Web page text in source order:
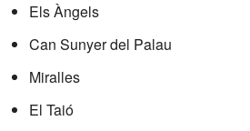
Els Àngels
Can Sunyer del Palau
Miralles
El Taió